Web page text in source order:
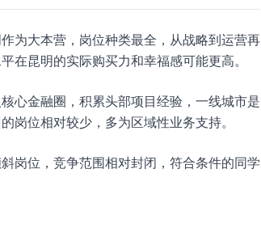
为大本营，岗位种类最全，从战略到运营再
在昆明的实际购买力和幸福感可能更高。
心金融圈，积累头部项目经验，一线城市是
岗位相对较少，多为区域性业务支持。
岗位，竞争范围相对封闭，符合条件的同学